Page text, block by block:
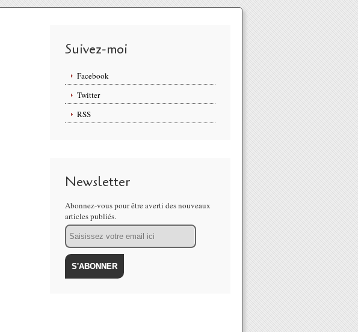
Suivez-moi
Facebook
Twitter
RSS
Newsletter
Abonnez-vous pour être averti des nouveaux
articles publiés.
Email